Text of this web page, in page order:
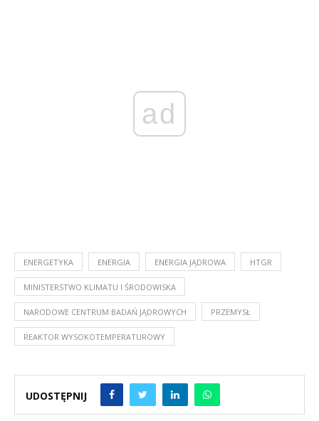
ad
ENERGETYKA ENERGIA ENERGIA JĄDROWA HTGR
MINISTERSTWO KLIMATU I ŚRODOWISKA
NARODOWE CENTRUM BADAŃ JĄDROWYCH PRZEMYSŁ
REAKTOR WYSOKOTEMPERATUROWY
UDOSTĘPNIJ